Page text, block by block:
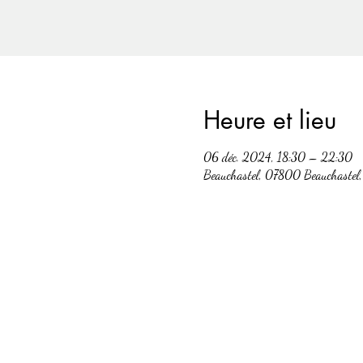
Heure et lieu
06 déc. 2024, 18:30 – 22:30
Beauchastel, 07800